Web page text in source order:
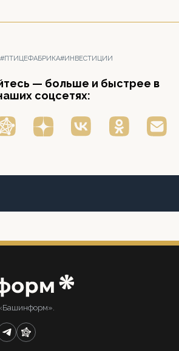
#ПТИЦЕФАБРИКА#ИНВЕСТИЦИИ
— больше и быстрее в
соцсетях: